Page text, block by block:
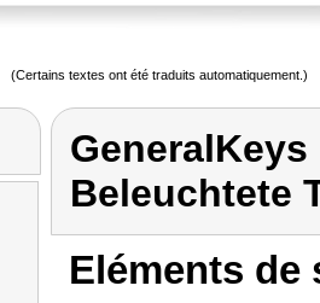
(Certains textes ont été traduits automatiquement.)
Beleuchtete
Eléments